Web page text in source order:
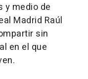
y medio de
Madrid Raúl
sin
en el que